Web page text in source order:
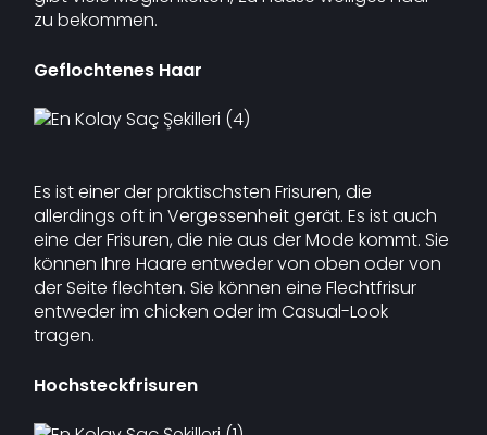
zu bekommen.
Geflochtenes Haar
Es ist einer der praktischsten Frisuren, die
allerdings oft in Vergessenheit gerät. Es ist auch
eine der Frisuren, die nie aus der Mode kommt. Sie
können Ihre Haare entweder von oben oder von
der Seite flechten. Sie können eine Flechtfrisur
entweder im chicken oder im Casual-Look
tragen.
Hochsteckfrisuren